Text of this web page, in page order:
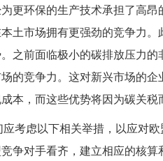
更环保的生产技术承担了高
土市场拥有更强劲的竞争力
之前面临极小的碳排放压力
的竞争力。这对新兴市场的
本，而这些优势将因为碳关税
虑以下相关举措，以应对欧
争对手看齐，建立相应的核